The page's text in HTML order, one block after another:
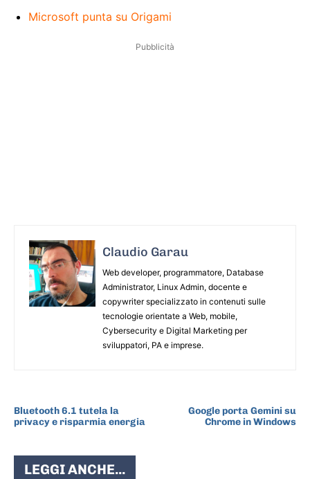
Microsoft punta su Origami
Pubblicità
Claudio Garau
Web developer, programmatore, Database
Administrator, Linux Admin, docente e
copywriter specializzato in contenuti sulle
tecnologie orientate a Web, mobile,
Cybersecurity e Digital Marketing per
sviluppatori, PA e imprese.
Bluetooth 6.1 tutela la
privacy e risparmia energia
Google porta Gemini su
Chrome in Windows
LEGGI ANCHE...